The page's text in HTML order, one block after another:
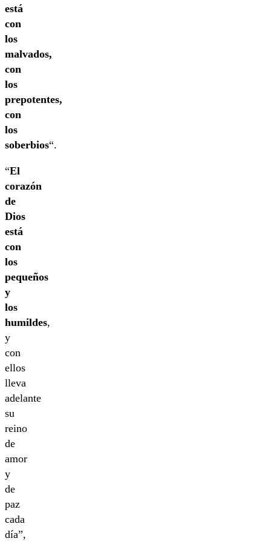
está
con
los
malvados,
con
los
prepotentes,
con
los
soberbios“.
“El
corazón
de
Dios
está
con
los
pequeños
y
los
humildes,
y
con
ellos
lleva
adelante
su
reino
de
amor
y
de
paz
cada
día”,